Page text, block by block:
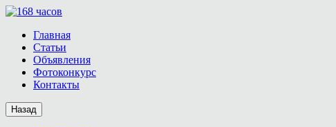
Главная
Статьи
Объявления
Фотоконкурс
Контакты
Назад